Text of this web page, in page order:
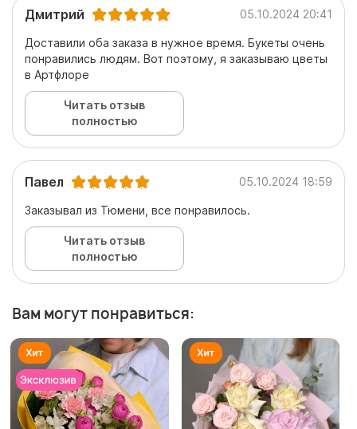
Дмитрий 05.10.2024 20:41
Доставили оба заказа в нужное время. Букеты очень
понравились людям. Вот поэтому, я заказываю цветы
в Артфлоре
Читать отзыв
полностью
Павел 05.10.2024 18:59
Заказывал из Тюмени, все понравилось.
Читать отзыв
полностью
Вам могут понравиться: